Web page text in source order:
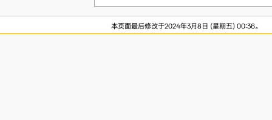
本页面最后修改于2024年3月8日 (星期五) 00:36。